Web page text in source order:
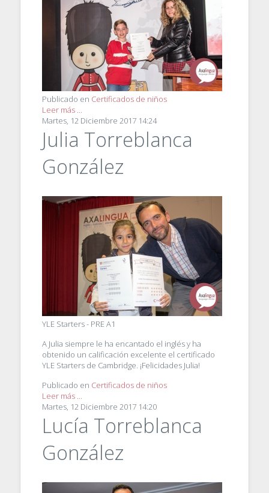
Publicado en Certificados de niños
Leer más ...
Martes, 12 Diciembre 2017 14:24
Julia Torreblanca
González
YLE Starters - PRE A1
A Julia siempre le ha encantado el inglés y ha
obtenido un calificación excelente el certificado
YLE Starters de Cambridge. ¡Felicidades Julia!
Publicado en Certificados de niños
Leer más ...
Martes, 12 Diciembre 2017 14:20
Lucía Torreblanca
González